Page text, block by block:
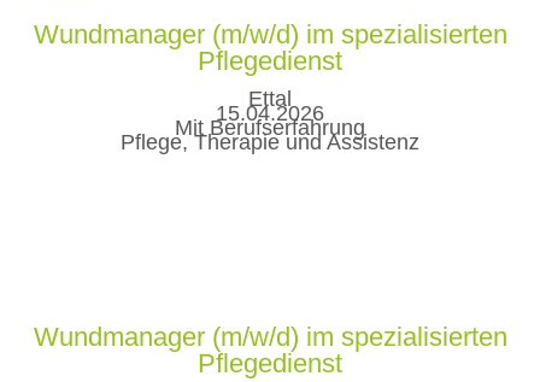
Wundmanager (m/w/d) im spezialisierten
Pflegedienst
Ettal
15.04.2026
Mit Berufserfahrung
Pflege, Therapie und Assistenz
Wundmanager (m/w/d) im spezialisierten
Pflegedienst